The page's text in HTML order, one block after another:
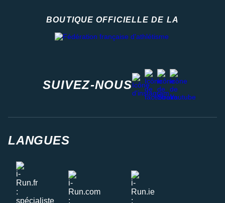
BOUTIQUE OFFICIELLE DE LA
SUIVEZ-NOUS
instagram
facebook
stravayoutube
LANGUES